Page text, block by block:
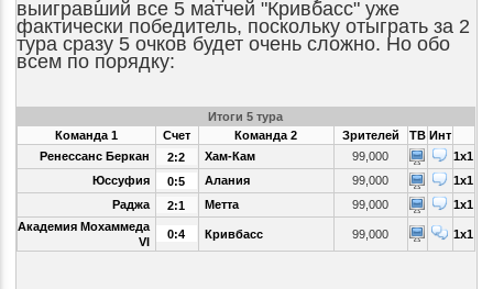
выигравший все 5 матчей "Кривбасс" уже
фактически победитель, поскольку отыграть за 2
тура сразу 5 очков будет очень сложно. Но обо
всем по порядку:
Итоги 5 тура
Команда 1
Счет Команда 2 Зрителей ТВ Инт
Ренессанс Беркан
2:2 Хам-Кам 99,000
1x1
Юссуфия
0:5 Алания 99,000
1x1
Раджа
2:1 Метта 99,000
1x1
Академия Мохаммеда
VI
0:4 Кривбасс 99,000 1x1